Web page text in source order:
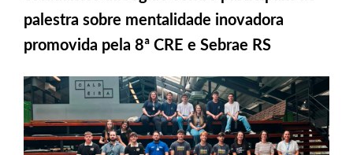
palestra sobre mentalidade inovadora
promovida pela 8ª CRE e Sebrae RS